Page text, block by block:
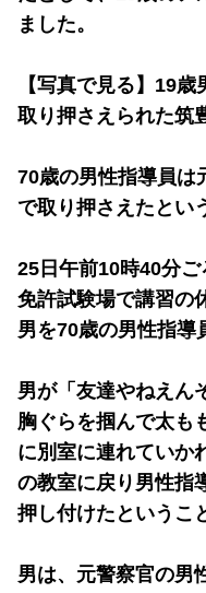
ました。
【写真で見る】19
取り押さえられた筑
70歳の男性指導員は
で取り押さえたとい
25日午前10時40分
免許試験場で講習の
男を70歳の男性指導
男が「友達やねえん
胸ぐらを掴んで太も
に別室に連れていか
の教室に戻り男性指
押し付けたというこ
男は、元警察官の男